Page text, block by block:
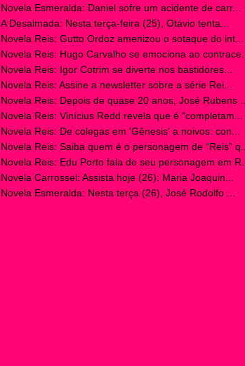
Novela Esmeralda: Daniel sofre um acidente de carr...
A Desalmada: Nesta terça-feira (25), Otávio tenta...
Novela Reis: Gutto Ordoz amenizou o sotaque do int...
Novela Reis: Hugo Carvalho se emociona ao contrace...
Novela Reis: Igor Cotrim se diverte nos bastidores...
Novela Reis: Assine a newsletter sobre a série Rei...
Novela Reis: Depois de quase 20 anos, José Rubens ...
Novela Reis: Vinícius Redd revela que é "completam...
Novela Reis: De colegas em 'Gênesis' a noivos: con...
Novela Reis: Saiba quem é o personagem de “Reis” q...
Novela Reis: Edu Porto fala de seu personagem em R...
Novela Carrossel: Assista hoje (26): Maria Joaquin...
Novela Esmeralda: Nesta terça (26), José Rodolfo ...